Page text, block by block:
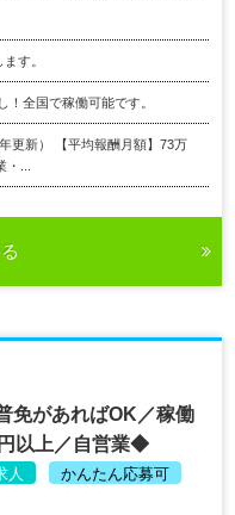
す。
全国で稼働可能です。
更新） 【平均報酬月額】73万
...
免があればOK／稼働
以上／自営業◆
人 かんたん応募可